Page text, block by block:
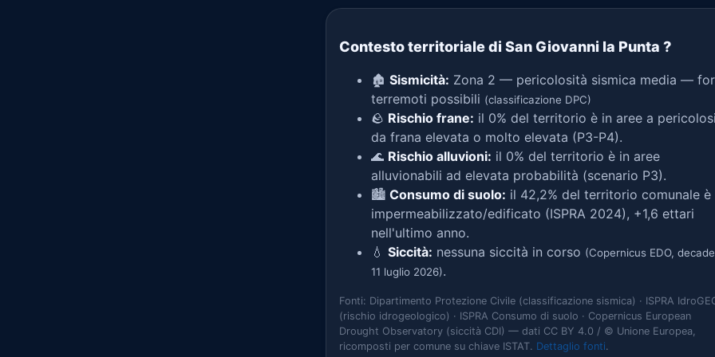
Contesto territoriale di San Giovanni la Punta ?
🏚️ Sismicità: Zona 2 — pericolosità sismica media —
terremoti possibili (classificazione DPC)
🪨 Rischio frane: il 0% del territorio è in aree a
da frana elevata o molto elevata (P3-P4).
🌊 Rischio alluvioni: il 0% del territorio è in aree
alluvionabili ad elevata probabilità (scenario P3).
🏙️ Consumo di suolo: il 42,2% del territorio comunale è
impermeabilizzato/edificato (ISPRA 2024), +1,6 ettari
nell'ultimo anno.
💧 Siccità: nessuna siccità in corso (Copernicus EDO,
11 luglio 2026).
Fonti: Dipartimento Protezione Civile (classificazione sismica) · ISPRA
(rischio idrogeologico) · ISPRA Consumo di suolo · Copernicus European
Drought Observatory (siccità CDI) — dati CC BY 4.0 / © Unione Europea,
ricomposti per comune su chiave ISTAT. Dettaglio fonti.